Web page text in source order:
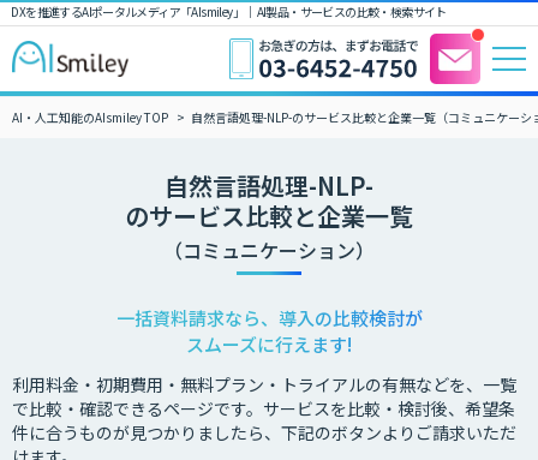
DXを推進するAIポータルメディア「AIsmiley」｜ AI製品・サービスの比較・検索サイト
AI・人工知能のAIsmiley TOP 自然言語処理-NLP-のサービス比較と企業一覧（コミュニケーシ
自然言語処理-NLP-
のサービス比較と企業一覧
（コミュニケーション）
一括資料請求なら、導入の比較検討が
スムーズに行えます!
利用料金・初期費用・無料プラン・トライアルの有無などを、一覧
で比較・確認できるページです。サービスを比較・検討後、希望条
件に合うものが見つかりましたら、下記のボタンよりご請求いただ